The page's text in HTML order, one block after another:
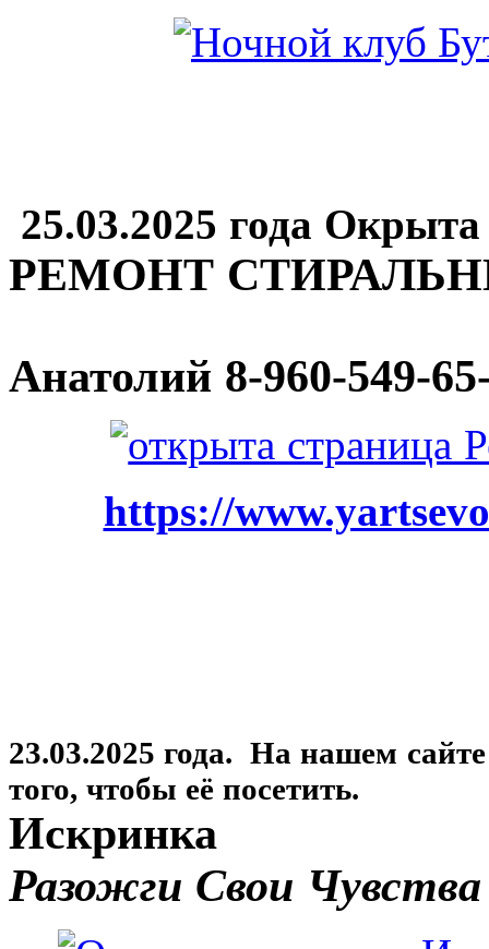
25.03.2025 года
РЕМОНТ
Анатолий 8-960-549-
https://
23.03.2025 года. На нашем
того, чтобы её посетить.
Искринка
Разожги Свои Чувства